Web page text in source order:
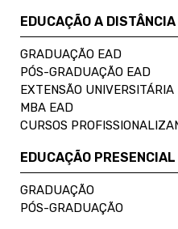
EDUCAÇÃO A DISTÂNCIA
GRADUAÇÃO EAD
PÓS-GRADUAÇÃO EAD
EXTENSÃO UNIVERSITÁRIA
MBA EAD
CURSOS
EDUCAÇÃO
GRADUAÇÃO
PÓS-GRADUAÇÃO